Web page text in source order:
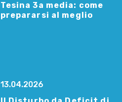
Tesina 3a media: come
prepararsi al meglio
13.04.2026